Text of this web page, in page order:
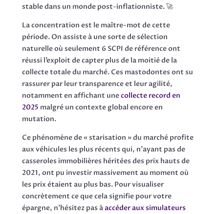
stable dans un monde post-inflationniste. 🚀
La concentration est le maître-mot de cette
période. On assiste à une sorte de sélection
naturelle où seulement 6 SCPI de référence ont
réussi l’exploit de capter plus de la moitié de la
collecte totale du marché. Ces mastodontes ont su
rassurer par leur transparence et leur agilité,
notamment en affichant unecollecte record en
2025 malgré un contexte global encore en
mutation.
Ce phénomène de « starisation » du marché profite
aux véhicules les plus récents qui, n’ayant pas de
casseroles immobilières héritées des prix hauts de
2021, ont pu investir massivement au moment où
les prix étaient au plus bas. Pour visualiser
concrètement ce que cela signifie pour votre
épargne, n’hésitez pas àaccéder aux simulateurs